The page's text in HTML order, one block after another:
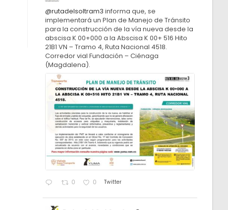
@rutadelsoltram3 informa que, se
implementará un Plan de Manejo de Tránsito
para la construcción de la vía nueva desde la
abscisa K 00+000 a la Abscisa K 00+ 516 Hito
21B1 VN – Tramo 4, Ruta Nacional 4518.
Corredor vial Fundación – Ciénaga
(Magdalena).
0 0 Twitter